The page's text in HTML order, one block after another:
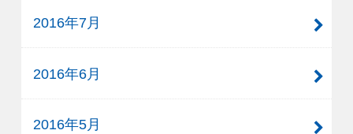
2016年7月
2016年6月
2016年5月